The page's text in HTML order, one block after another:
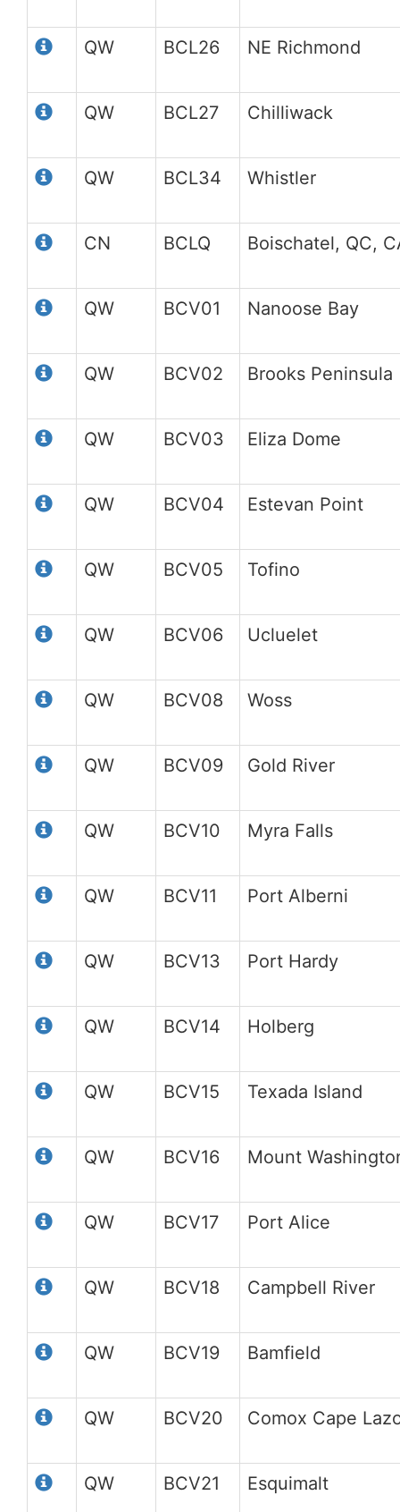
QW BCL26 NE Richmond
QW BCL27 Chilliwack
QW BCL34 Whistler
CN BCLQ Boischatel, QC,
QW BCV01 Nanoose Bay
QW BCV02 Brooks Peninsula
QW BCV03 Eliza Dome
QW BCV04 Estevan Point
QW BCV05 Tofino
QW BCV06 Ucluelet
QW BCV08 Woss
QW BCV09 Gold River
QW BCV10 Myra Falls
QW BCV11 Port Alberni
QW BCV13 Port Hardy
QW BCV14 Holberg
QW BCV15 Texada Island
QW BCV16 Mount
QW BCV17 Port Alice
QW BCV18 Campbell River
QW BCV19 Bamfield
QW BCV20 Comox Cape
QW BCV21 Esquimalt